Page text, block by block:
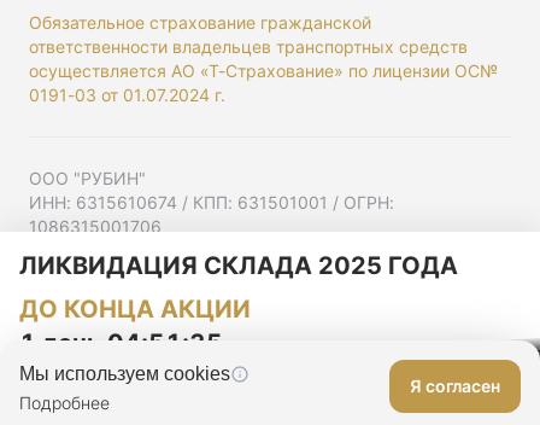
Обязательное страхование гражданской
ответственности владельцев транспортных средств
осуществляется АО «Т-Страхование» по лицензии ОС№
0191-03 от 01.07.2024 г.
ООО "РУБИН"
ИНН: 6315610674 / КПП: 631501001 / ОГРН:
1086315001706
Ульяновская ул, д. 52/55, помещ. 9-18
Согласие на рекламную рассылку
Политика конфиденциальности
Мы используем cookies
Подробнее
Я согласен
ЛИКВИДАЦИЯ СКЛАДА 2025 ГОДА
ДО КОНЦА АКЦИИ
1 день 04:51:34
Оставить заявку